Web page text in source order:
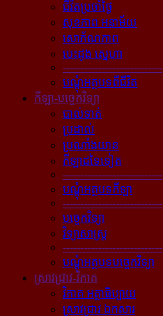
ជីវិតប្រចាំថ្ងៃ
សុខភាព អនាម័យ
សោភ័ណភាព
បេះដូង ស្នេហា
----------------------------
បណ្ដុំអត្ថបទពីជីវិត
កីឡា-បច្ចេកវិទ្យា
បាល់ទាត់
ប្រដាល់
ប្រណាំងយាន
កីឡាដទៃទៀត
----------------------------
បណ្ដុំអត្ថបទកីឡា
----------------------------
បច្ចេកវិទ្យា
វិទ្យាសាស្ត្រ
----------------------------
បណ្ដុំអត្ថបទបច្ចេកវិទ្យា
ស្រាវជ្រាវ-វិភាគ
វិភាគ អត្ថាធិប្បាយ
ស្រាវជ្រាវ ឯកសារ